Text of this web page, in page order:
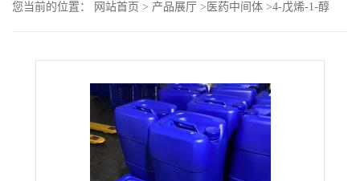
公
您当前的位置： 网站首页 > 产品展厅 > 医药中间体 >4-戊烯-1-醇